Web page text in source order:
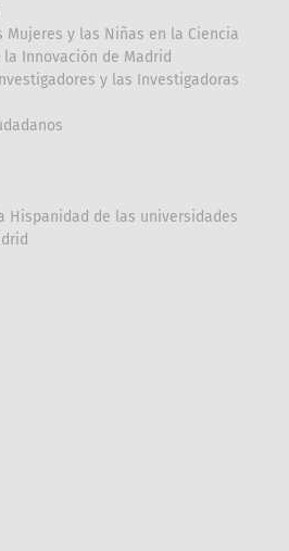
y las Niñas en la Ciencia
Innovación de Madrid
y las Investigadoras
Hispanidad de las universidades